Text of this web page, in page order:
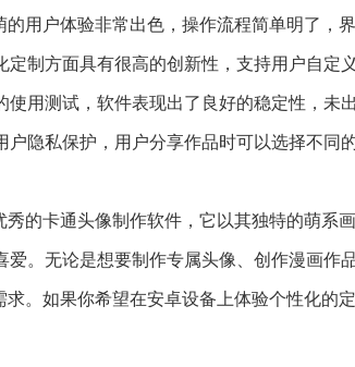
的用户体验非常出色，操作流程简单明了，
定制方面具有很高的创新性，支持用户自定义
使用测试，软件表现出了良好的稳定性，未
户隐私保护，用户分享作品时可以选择不同
秀的卡通头像制作软件，它以其独特的萌系
。无论是想要制作专属头像、创作漫画作
求。如果你希望在安卓设备上体验个性化的